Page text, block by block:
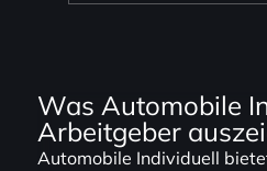
Was Automobile
Arbeitgeber
Automobile Individuell